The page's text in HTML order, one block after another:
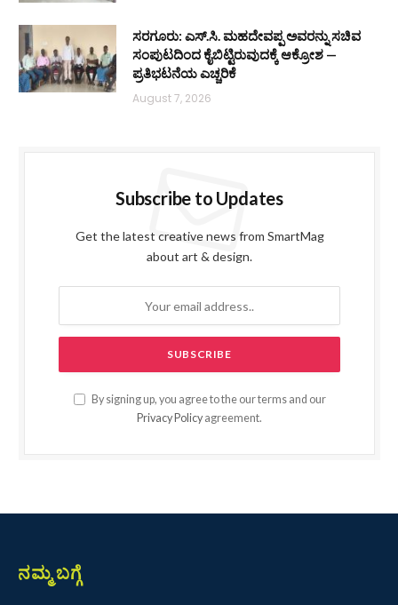
ಸರಗೂರು: ಎಸ್.ಸಿ. ಮಹದೇವಪ್ಪ ಅವರನ್ನು ಸಚಿವ
ಸಂಪುಟದಿಂದ ಕೈಬಿಟ್ಟಿರುವುದಕ್ಕೆ ಆಕ್ರೋಶ —
ಪ್ರತಿಭಟನೆಯ ಎಚ್ಚರಿಕೆ
August 7, 2026
Subscribe to Updates
Get the latest creative news from SmartMag
about art & design.
By signing up, you agree to the our terms and our
Privacy Policy agreement.
ನಮ್ಮ ಬಗ್ಗೆ